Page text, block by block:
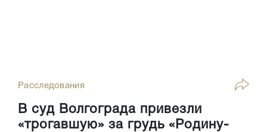
Расследования
В суд Волгограда привезли
«трогавшую» за грудь «Родину-